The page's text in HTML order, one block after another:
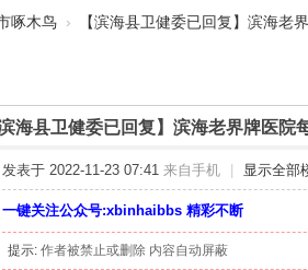
啄木鸟 › 【滨海县卫健委已回复】滨海老
滨海县卫健委已回复】滨海老界牌医
发表于 2022-11-23 07:41 来自手机 显示全部
一键关注公众号:xbinhaibbs 精彩不断
提示: 作者被禁止或删除 内容自动屏蔽